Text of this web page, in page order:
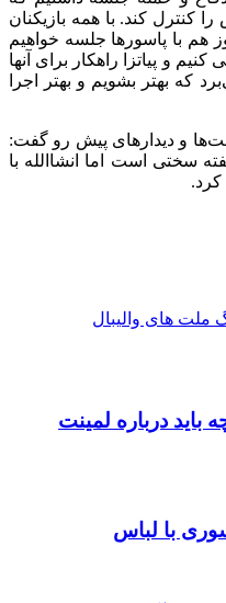
کنترل کند. با همه بازیکنان
هم با پاسورها جلسه خواهیم
و پیاتزا راهکار برای آنها
که بهتر بشویم و بهتر اجرا
و دیدارهای پیش رو گفت:
سختی است اما انشاالله با
کرد.
ملت های والیبال
باید درباره لمینت
با لباس